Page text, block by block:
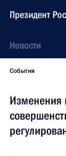
Президент
Новости
События
Изменения